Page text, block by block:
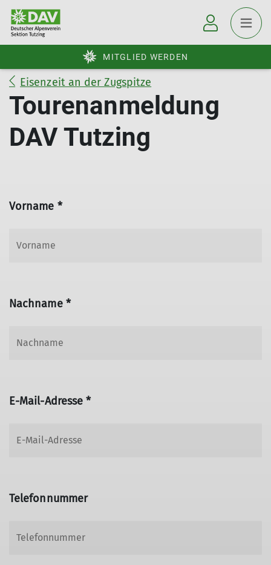
MITGLIED WERDEN
Eisenzeit an der Zugspitze
Tourenanmeldung
DAV Tutzing
Vorname *
Nachname *
E-Mail-Adresse *
Telefonnummer